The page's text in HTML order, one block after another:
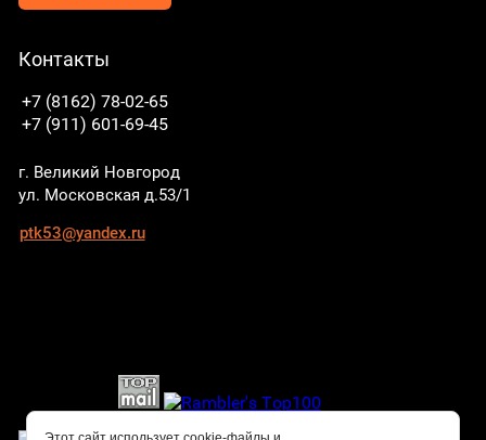
Контакты
+7 (8162) 78-02-65
+7 (911) 601-69-45
г. Великий Новгород
ул. Московская д.53/1
ptk53@yandex.ru